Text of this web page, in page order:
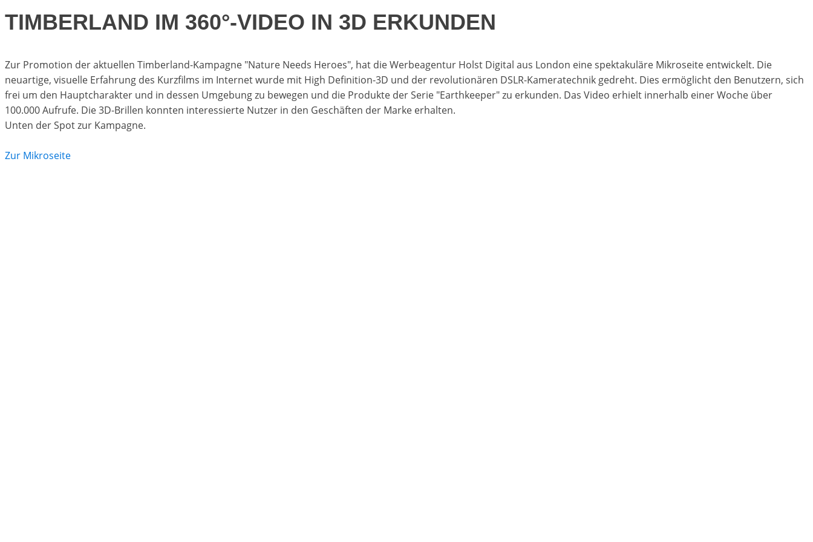
TIMBERLAND IM 360°-VIDEO IN 3D ERKUNDEN
Zur Promotion der aktuellen Timberland-Kampagne "Nature Needs Heroes", hat die Werbeagentur Holst Digital aus London eine spektakuläre Mikroseite entwickelt. Die
neuartige, visuelle Erfahrung des Kurzfilms im Internet wurde mit High Definition-3D und der revolutionären DSLR-Kameratechnik gedreht. Dies ermöglicht den Benutzern, sich
frei um den Hauptcharakter und in dessen Umgebung zu bewegen und die Produkte der Serie "Earthkeeper" zu erkunden. Das Video erhielt innerhalb einer Woche über
100.000 Aufrufe. Die 3D-Brillen konnten interessierte Nutzer in den Geschäften der Marke erhalten.
Unten der Spot zur Kampagne.
Zur Mikroseite